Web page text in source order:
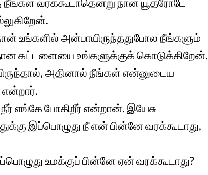
உங்களில் அன்பாயிருந்ததுபோல நீங்களும்
கட்டளையை உங்களுக்குக் கொடுக்கிறேன்.
அதினால் நீங்கள் என்னுடைய
எங்கே போகிறீர் என்றான். இயேசு
இப்பொழுது நீ என் பின்னே வரக்கூடாது,
உமக்குப் பின்னே ஏன் வரக்கூடாது?